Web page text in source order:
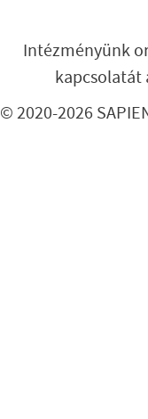
© 2020-2026
Intézményünk
kapcsolatát